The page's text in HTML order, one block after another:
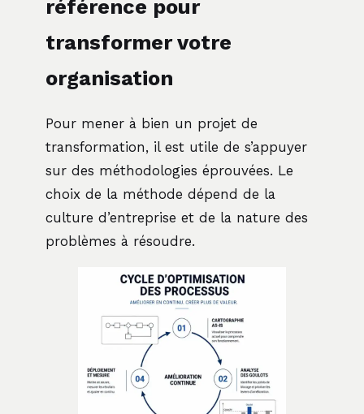
référence pour
transformer votre
organisation
Pour mener à bien un projet de
transformation, il est utile de s’appuyer
sur des méthodologies éprouvées. Le
choix de la méthode dépend de la
culture d’entreprise et de la nature des
problèmes à résoudre.